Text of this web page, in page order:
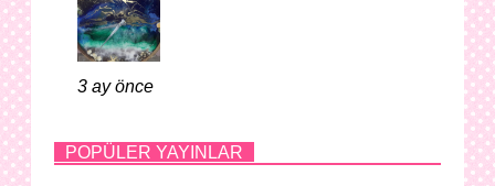
3 ay önce
POPÜLER YAYINLAR